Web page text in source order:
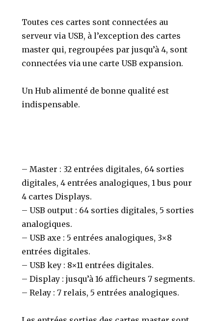
Toutes ces cartes sont connectées au
serveur via USB, à l’exception des cartes
master qui, regroupées par jusqu’à 4, sont
connectées via une carte USB expansion.
Un Hub alimenté de bonne qualité est
indispensable.
– Master : 32 entrées digitales, 64 sorties
digitales, 4 entrées analogiques, 1 bus pour
4 cartes Displays.
– USB output : 64 sorties digitales, 5 sorties
analogiques.
– USB axe : 5 entrées analogiques, 3×8
entrées digitales.
– USB key : 8×11 entrées digitales.
– Display : jusqu’à 16 afficheurs 7 segments.
– Relay : 7 relais, 5 entrées analogiques.